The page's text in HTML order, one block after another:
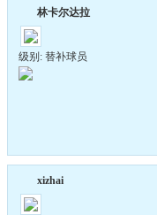
林卡尔达拉
级别: 替补球员
xizhai